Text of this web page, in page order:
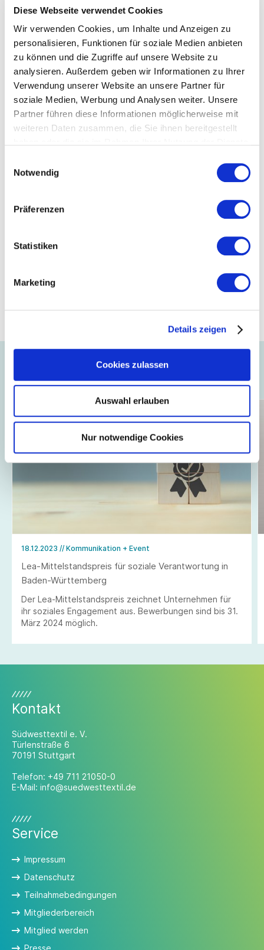
Diese Webseite verwendet Cookies
Wir verwenden Cookies, um Inhalte und Anzeigen zu
personalisieren, Funktionen für soziale Medien anbieten
zu können und die Zugriffe auf unsere Website zu
analysieren. Außerdem geben wir Informationen zu Ihrer
Verwendung unserer Website an unsere Partner für
soziale Medien, Werbung und Analysen weiter. Unsere
Partner führen diese Informationen möglicherweise mit
weiteren Daten zusammen, die Sie ihnen bereitgestellt
Notwendig
Präferenzen
Statistiken
Marketing
Details zeigen
Cookies zulassen
Auswahl erlauben
Nur notwendige Cookies
©Schiesser
Auch interessant ...
18.12.2023 // Kommunikation + Event
Lea-Mittelstandspreis für soziale Verantwortung in
Baden-Württemberg
Der Lea-Mittelstandspreis zeichnet Unternehmen für
ihr soziales Engagement aus. Bewerbungen sind bis 31.
März 2024 möglich.
Kontakt
Südwesttextil e. V.
Türlenstraße 6
70191 Stuttgart
Telefon: +49 711 21050-0
E-Mail: info@suedwesttextil.de
Service
Impressum
Datenschutz
Teilnahmebedingungen
Mitgliederbereich
Mitglied werden
Presse